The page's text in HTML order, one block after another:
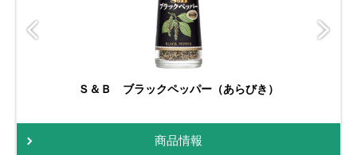
Ｓ＆Ｂ ブラックペッパー（あらびき）
商品情報